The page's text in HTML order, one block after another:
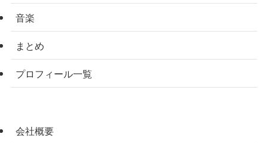
音楽
まとめ
プロフィール一覧
会社概要